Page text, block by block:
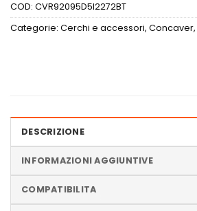
COD: CVR92095D5I2272BT
Categorie: Cerchi e accessori, Concaver,
DESCRIZIONE
INFORMAZIONI AGGIUNTIVE
COMPATIBILITA